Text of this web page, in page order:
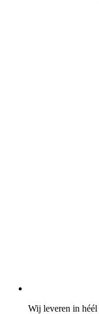
Wij leveren in héél